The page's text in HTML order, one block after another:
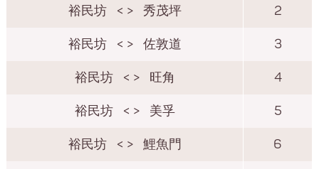
裕民坊 < > 秀茂坪 2
裕民坊 < > 佐敦道 3
裕民坊 < > 旺角 4
裕民坊 < > 美孚 5
裕民坊 < > 鯉魚門 6